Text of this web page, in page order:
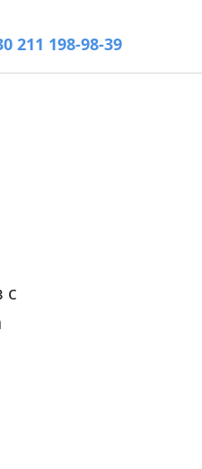
211 198-98-39
с